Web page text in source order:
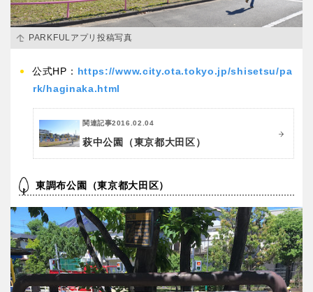
PARKFULアプリ投稿写真
公式HP： https://www.city.ota.tokyo.jp/shisetsu/pa
rk/haginaka.html
関連記事2016.02.04
萩中公園（東京都大田区）
東調布公園（東京都大田区）